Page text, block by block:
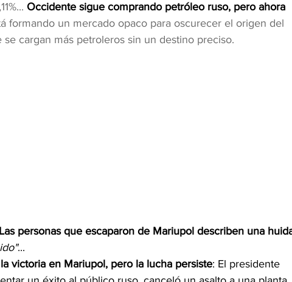
Occidente sigue comprando petróleo ruso, pero ahora
formando un mercado opaco para oscurecer el origen del
cargan más petroleros sin un destino preciso.
Las personas que escaparon de Mariupol describen una
...
victoria en Mariupol, pero la lucha persiste: El presidente